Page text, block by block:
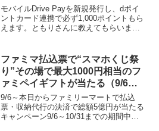
必ず1,000ポイントもらえる
モバイルDrive Payを新規発行し、dポイ
ントカード連携で必ず1,000ポイントもら
えます。ともりさんに教えてもらいまし
発行＆dポイントカード...
ファミマ払込票で“スマホくじ祭
り”その場で最大1000円相当のフ
ァミペイギフトが当たる（9/6～
10/31）
9/6～本日からファミリーマートで払込
票・収納代行の決済で総額5億円が当たる
キャンペーン9/6～10/31までの期間中、